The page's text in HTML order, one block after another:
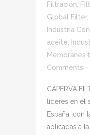
Filtración
Global Filter,
Industria
aceite
Membranes
Comments
CAPERVA
líderes en el
España, con
aplicadas a